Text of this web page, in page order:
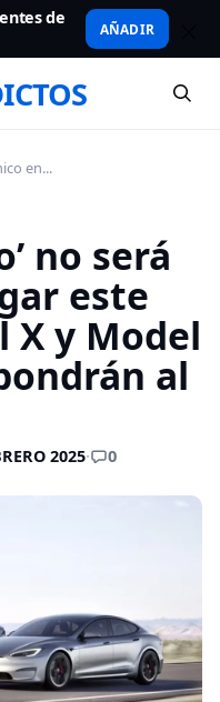
de
AÑADIR
en...
no será
este
X y Model
al
2025· 0